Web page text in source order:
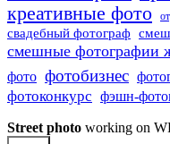
креативные фото
свадебный фотограф
смешные фотографии
фото фотобизнес
фотоконкурс фэшн-
Street photo working on